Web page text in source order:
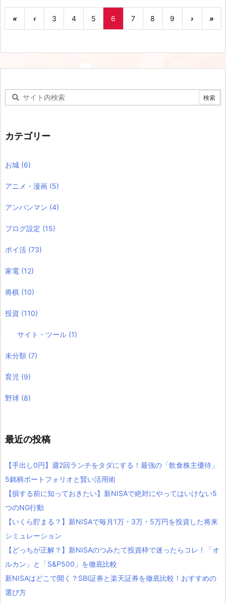
« ‹ 3 4 5 6 7 8 9 › »
カテゴリー
お城 (6)
アニメ・漫画 (5)
アンパンマン (4)
ブログ設定 (15)
ポイ活 (73)
家電 (12)
将棋 (10)
投資 (110)
サイト・ツール (1)
未分類 (7)
育児 (9)
野球 (8)
最近の投稿
【手出し0円】週2回ランチをタダにする！最強の「飲食株主優待」
5銘柄ポートフォリオと賢い活用術
【損する前に知っておきたい】新NISAで絶対にやってはいけない5
つのNG行動
【いくら貯まる？】新NISAで毎月1万・3万・5万円を投資した将来
シミュレーション
【どっちが正解？】新NISAのつみたて投資枠で迷ったらコレ！「オ
ルカン」と「S&P500」を徹底比較
新NISAはどこで開く？SBI証券と楽天証券を徹底比較！おすすめの
選び方